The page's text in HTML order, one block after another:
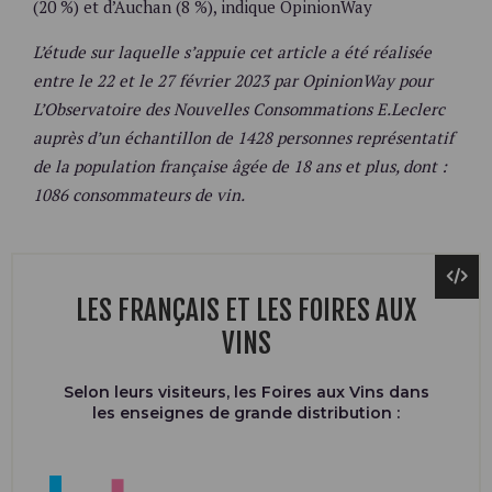
(20 %) et d’Auchan (8 %), indique OpinionWay
L’étude sur laquelle s’appuie cet article a été réalisée
entre le 22 et le 27 février 2023 par OpinionWay pour
L’Observatoire des Nouvelles Consommations E.Leclerc
auprès d’un échantillon de 1428 personnes représentatif
de la population française âgée de 18 ans et plus, dont :
1086 consommateurs de vin.
LES FRANÇAIS ET LES FOIRES AUX
VINS
Selon leurs visiteurs, les Foires aux Vins dans
les enseignes de grande distribution :